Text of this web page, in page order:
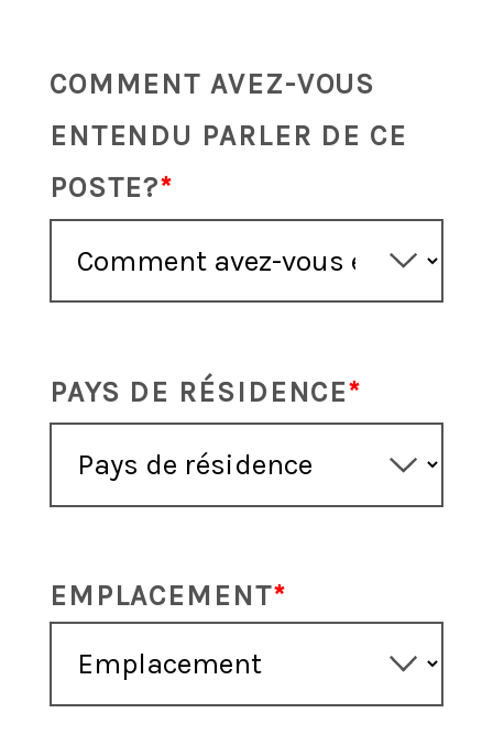
COMMENT AVEZ-VOUS
ENTENDU PARLER DE CE
POSTE?
PAYS DE RÉSIDENCE
EMPLACEMENT